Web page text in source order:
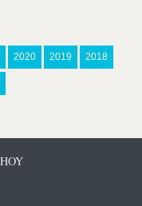
2020 2019 2018